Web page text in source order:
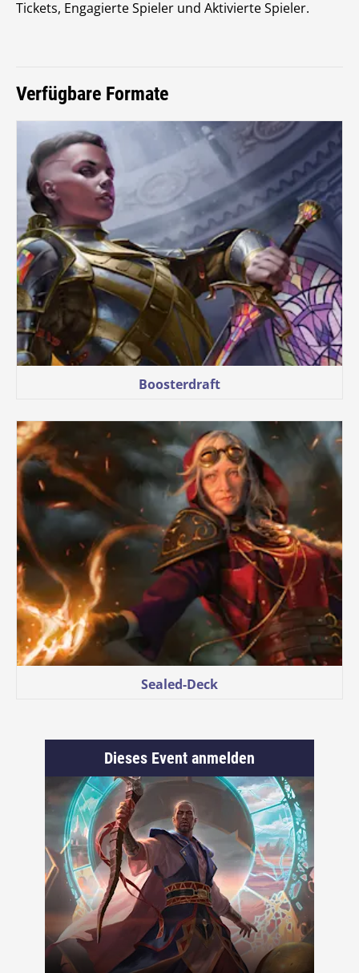
Tickets, Engagierte Spieler und Aktivierte Spieler.
Verfügbare Formate
Boosterdraft
Sealed-Deck
Dieses Event anmelden